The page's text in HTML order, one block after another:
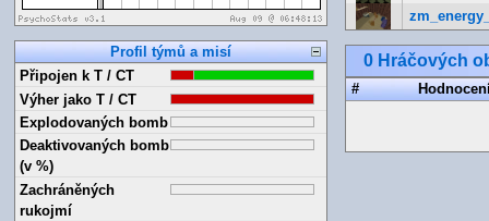
Profil týmů a misí
Připojen k T / CT
Výher jako T / CT
Explodovaných bomb
Deaktivovaných bomb
(v %)
Zachráněných
rukojmí
0 Hráčových
#